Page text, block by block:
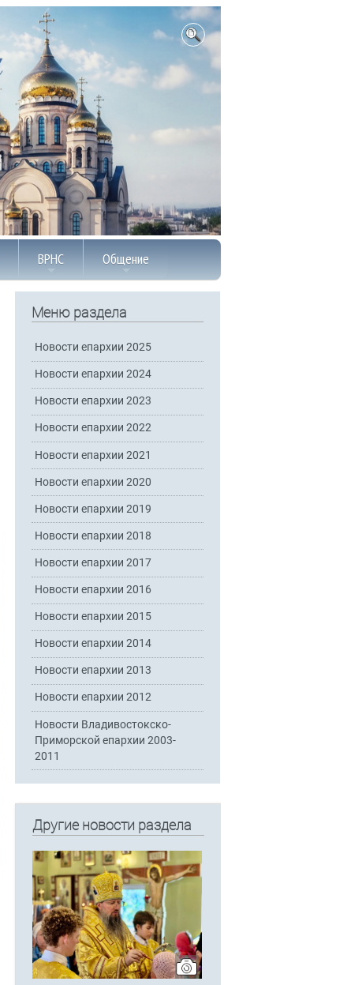
ВРНС Общение
Меню раздела
Новости епархии 2025
Новости епархии 2024
Новости епархии 2023
Новости епархии 2022
Новости епархии 2021
Новости епархии 2020
Новости епархии 2019
Новости епархии 2018
Новости епархии 2017
Новости епархии 2016
Новости епархии 2015
Новости епархии 2014
Новости епархии 2013
Новости епархии 2012
Новости Владивостокско-
Приморской епархии 2003-
2011
Другие новости раздела